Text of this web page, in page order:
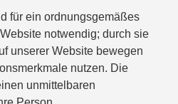
für ein ordnungsgemäßes
notwendig; durch sie
unserer Website bewegen
nutzen. Die
unmittelbaren
& RÄDER